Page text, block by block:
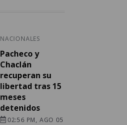
NACIONALES
Pacheco y
Chaclán
recuperan su
libertad tras 15
meses
detenidos
02:56 PM, AGO 05